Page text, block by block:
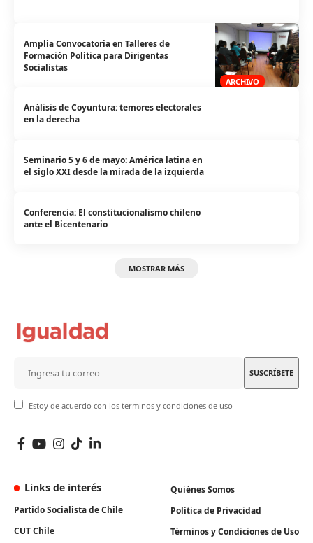
ARCHIVO
Amplia Convocatoria en Talleres de
Formación Política para Dirigentas
Socialistas
Análisis de Coyuntura: temores electorales
en la derecha
Seminario 5 y 6 de mayo: América latina en
el siglo XXI desde la mirada de la izquierda
Conferencia: El constitucionalismo chileno
ante el Bicentenario
MOSTRAR MÁS
Estoy de acuerdo con los terminos y condiciones de uso
Links de interés
Partido Socialista de Chile
CUT Chile
Quiénes Somos
Política de Privacidad
Términos y Condiciones de Uso